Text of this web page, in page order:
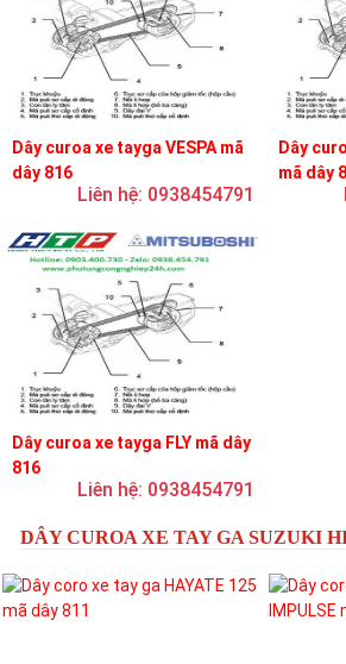
Dây curoa xe tayga VESPA mã
dây 816
Liên hệ: 0938454791
Dây
mã dây
Dây curoa xe tayga FLY mã dây
816
Liên hệ: 0938454791
DÂY CUROA XE TAY GA SUZUKI